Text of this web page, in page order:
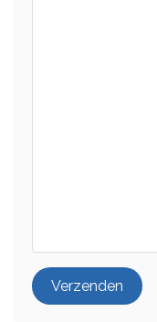
Verzenden